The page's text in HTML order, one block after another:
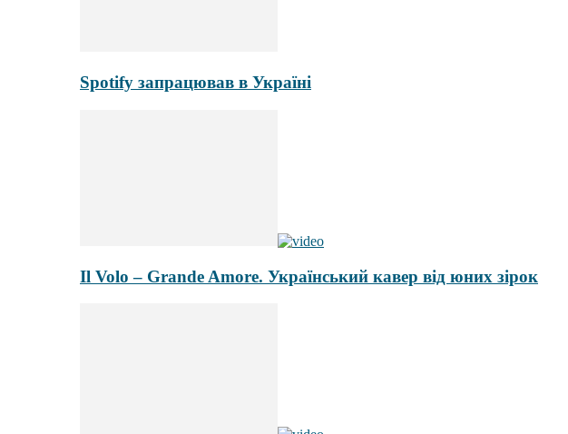
Spotify запрацював в Україні
Il Volo – Grande Amore. Український кавер від юних зірок